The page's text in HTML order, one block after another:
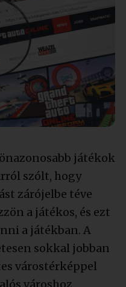
játékok
szólt, hogy
zárójelbe téve
a játékos, és ezt
a játékban. A
sokkal jobban
várostérképpel
városhoz